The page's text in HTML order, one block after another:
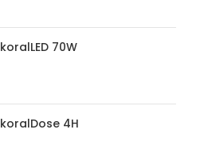
koralLED 70W
koralDose 4H